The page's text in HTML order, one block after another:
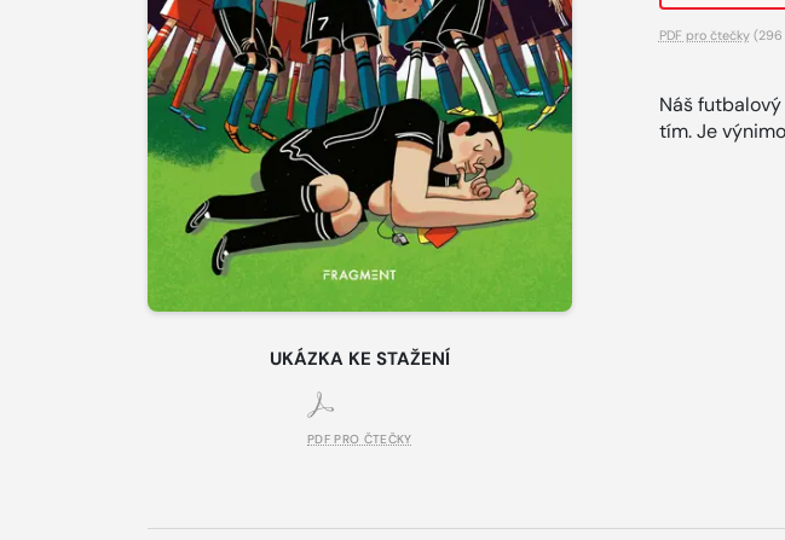
UKÁZKA KE STAŽENÍ
PDF PRO ČTEČKY
PDF pro čtečky(296
Náš
tím. Je